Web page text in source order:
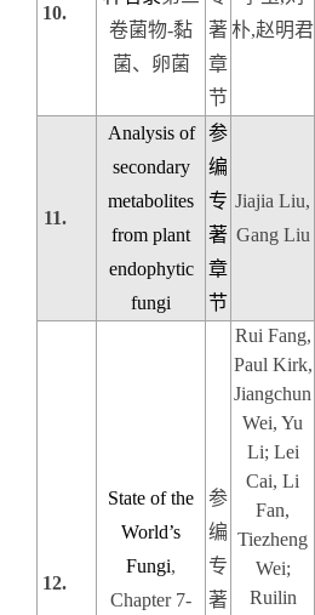
10.
卷菌物-黏
菌、卵菌
著
章
节
朴,赵明君
11.
Analysis of
secondary
metabolites
from plant
endophytic
fungi
参
编
专
著
章
节
Jiajia Liu,
Gang Liu
12.
State of the
World’s
Fungi,
Chapter 7-
参
编
专
著
Rui Fang,
Paul Kirk,
Jiangchun
Wei, Yu
Li; Lei
Cai, Li
Fan,
Tiezheng
Wei;
Ruilin